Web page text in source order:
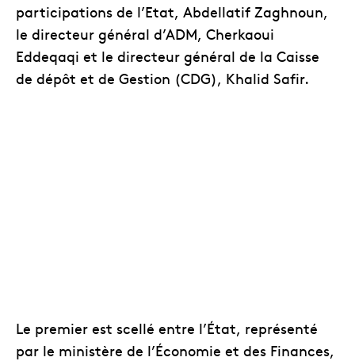
participations de l’Etat, Abdellatif Zaghnoun,
le directeur général d’ADM, Cherkaoui
Eddeqaqi et le directeur général de la Caisse
de dépôt et de Gestion (CDG), Khalid Safir.
Le premier est scellé entre l’État, représenté
par le ministère de l’Économie et des Finances,